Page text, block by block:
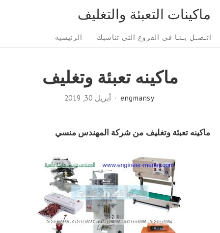
content
ماكينات التعبئة والتغليف
Site
Navigation
اتـصـل بـنـا في الفروع التي تناسبك الرئيسيه
ماكينه تعبئة وتغليف
engmansy أبريل 30, 2019
ماكينه تعبئة وتغليف من شركة المهندس منسي